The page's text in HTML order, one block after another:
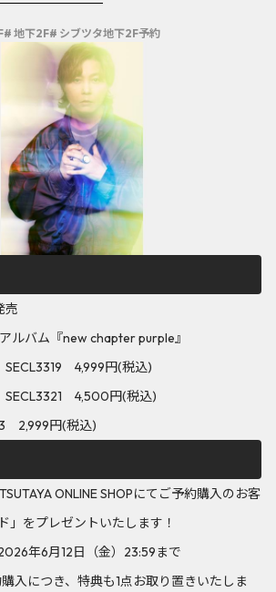
# 地下2F# シブツタ地下2F予約
売
アルバム『new chapter purple』
4,999円(税込)
SECL3321 4,500円(税込)
2,999円(税込)
ONLINE SHOPにてご予約購入のお客
」をプレゼントいたします！
年6月12日（金）23:59まで
入につき、特典も1点お取り置きいたしま